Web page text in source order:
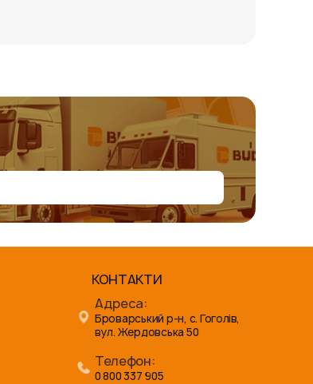
КОНТАКТИ
Адреса:
Броварський р-н, с. Гоголів,
вул. Жердовська 50
Телефон:
0 800 337 905